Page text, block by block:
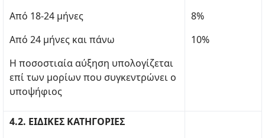
Από 18-24 μήνες
Από 24 μήνες και πάνω
Η ποσοστιαία αύξηση υπολογίζεται
επί των μορίων που συγκεντρώνει ο
υποψήφιος
8%
10%
4.2. ΕΙΔΙΚΕΣ ΚΑΤΗΓΟΡΙΕΣ